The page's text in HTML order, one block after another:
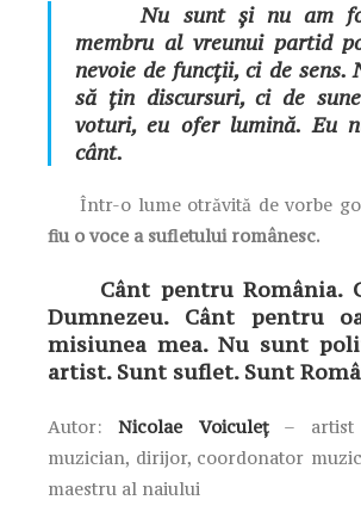
Nu sunt și nu am
membru al vreunui partid
nevoie de funcții, ci de sens.
să țin discursuri, ci de
voturi, eu ofer lumină. Eu
cânt.
Într-o lume otrăvită de vorbe
fiu o voce a sufletului românesc.
Cânt pentru România.
Dumnezeu. Cânt pentru
misiunea mea. Nu sunt
artist. Sunt suflet. Sunt
Autor:Nicolae Voiculeț– artist
muzician, dirijor, coordonator
maestru al naiului